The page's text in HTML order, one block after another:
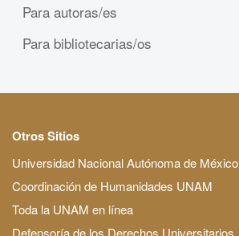
Para autoras/es
Para bibliotecarias/os
Otros Sitios
Universidad Nacional Autónoma de México
Coordinación de Humanidades UNAM
Toda la UNAM en línea
Defensoría de los Derechos Universitarios